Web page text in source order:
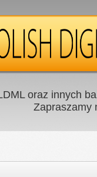
oraz innych
Zapraszamy